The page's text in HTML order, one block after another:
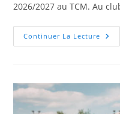
2026/2027 au TCM. Au
Continuer La Lecture